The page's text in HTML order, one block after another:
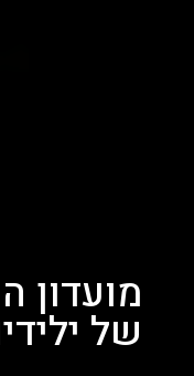
מועדון
של